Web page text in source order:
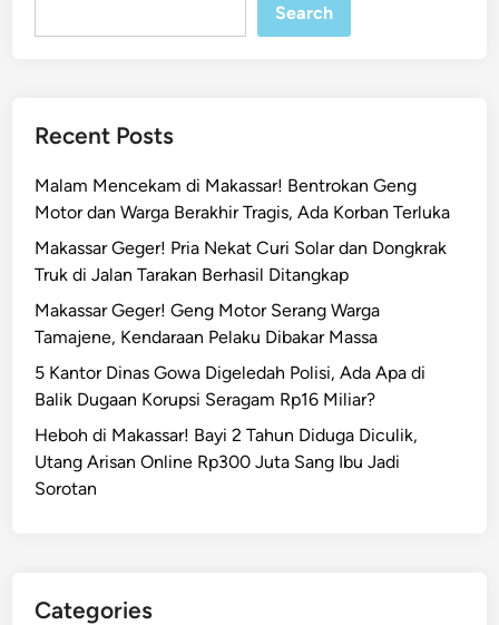
Search
Recent Posts
Malam Mencekam di Makassar! Bentrokan Geng
Motor dan Warga Berakhir Tragis, Ada Korban Terluka
Makassar Geger! Pria Nekat Curi Solar dan Dongkrak
Truk di Jalan Tarakan Berhasil Ditangkap
Makassar Geger! Geng Motor Serang Warga
Tamajene, Kendaraan Pelaku Dibakar Massa
5 Kantor Dinas Gowa Digeledah Polisi, Ada Apa di
Balik Dugaan Korupsi Seragam Rp16 Miliar?
Heboh di Makassar! Bayi 2 Tahun Diduga Diculik,
Utang Arisan Online Rp300 Juta Sang Ibu Jadi
Sorotan
Categories